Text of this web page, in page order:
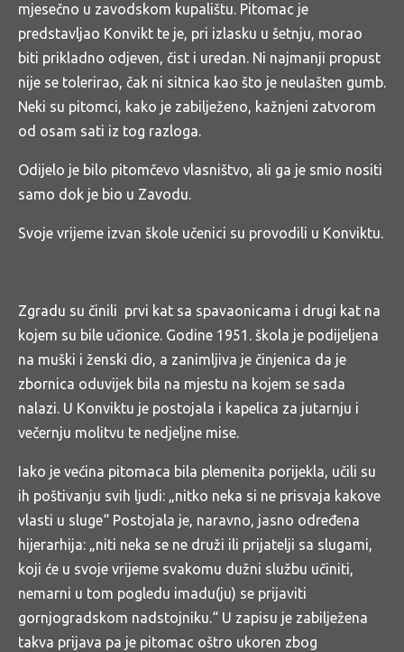
mjesečno u zavodskom kupalištu. Pitomac je
predstavljao Konvikt te je, pri izlasku u šetnju, morao
biti prikladno odjeven, čist i uredan. Ni najmanji propust
nije se tolerirao, čak ni sitnica kao što je neulašten gumb.
Neki su pitomci, kako je zabilježeno, kažnjeni zatvorom
od osam sati iz tog razloga.
Odijelo je bilo pitomčevo vlasništvo, ali ga je smio nositi
samo dok je bio u Zavodu.
Svoje vrijeme izvan škole učenici su provodili u Konviktu.
Zgradu su činili prvi kat sa spavaonicama i drugi kat na
kojem su bile učionice. Godine 1951. škola je podijeljena
na muški i ženski dio, a zanimljiva je činjenica da je
zbornica oduvijek bila na mjestu na kojem se sada
nalazi. U Konviktu je postojala i kapelica za jutarnju i
večernju molitvu te nedjeljne mise.
Iako je većina pitomaca bila plemenita porijekla, učili su
ih poštivanju svih ljudi: „nitko neka si ne prisvaja kakove
vlasti u sluge“ Postojala je, naravno, jasno određena
hijerarhija: „niti neka se ne druži ili prijatelji sa slugami,
koji će u svoje vrijeme svakomu dužni službu učiniti,
nemarni u tom pogledu imadu(ju) se prijaviti
gornjogradskom nadstojniku.“ U zapisu je zabilježena
takva prijava pa je pitomac oštro ukoren zbog